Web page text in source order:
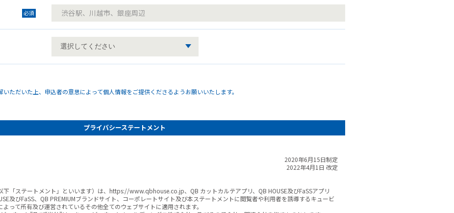
必須
ただいた上、申込者の意思によって個人情報をご提供くださるようお願いいたします。
プライバシーステートメント
2020年6月15日制定
2022年4月1日 改定
下「ステートメント」といいます）は、https://www.qbhouse.co.jp、QB カットカルテアプリ、QB HOUSE及びFaSSアプリ
及びFaSS、QB PREMIUMブランドサイト、コーポレートサイト及び本ステートメントに閲覧者や利用者を誘導するキュービ
って所有及び運営されているその他全てのウェブサイトに適用されます。